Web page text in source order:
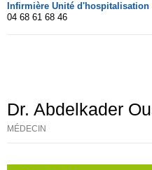
Infirmière Unité d'hospitalisation
04 68 61 68 46
Dr. Abdelkader
MÉDECIN